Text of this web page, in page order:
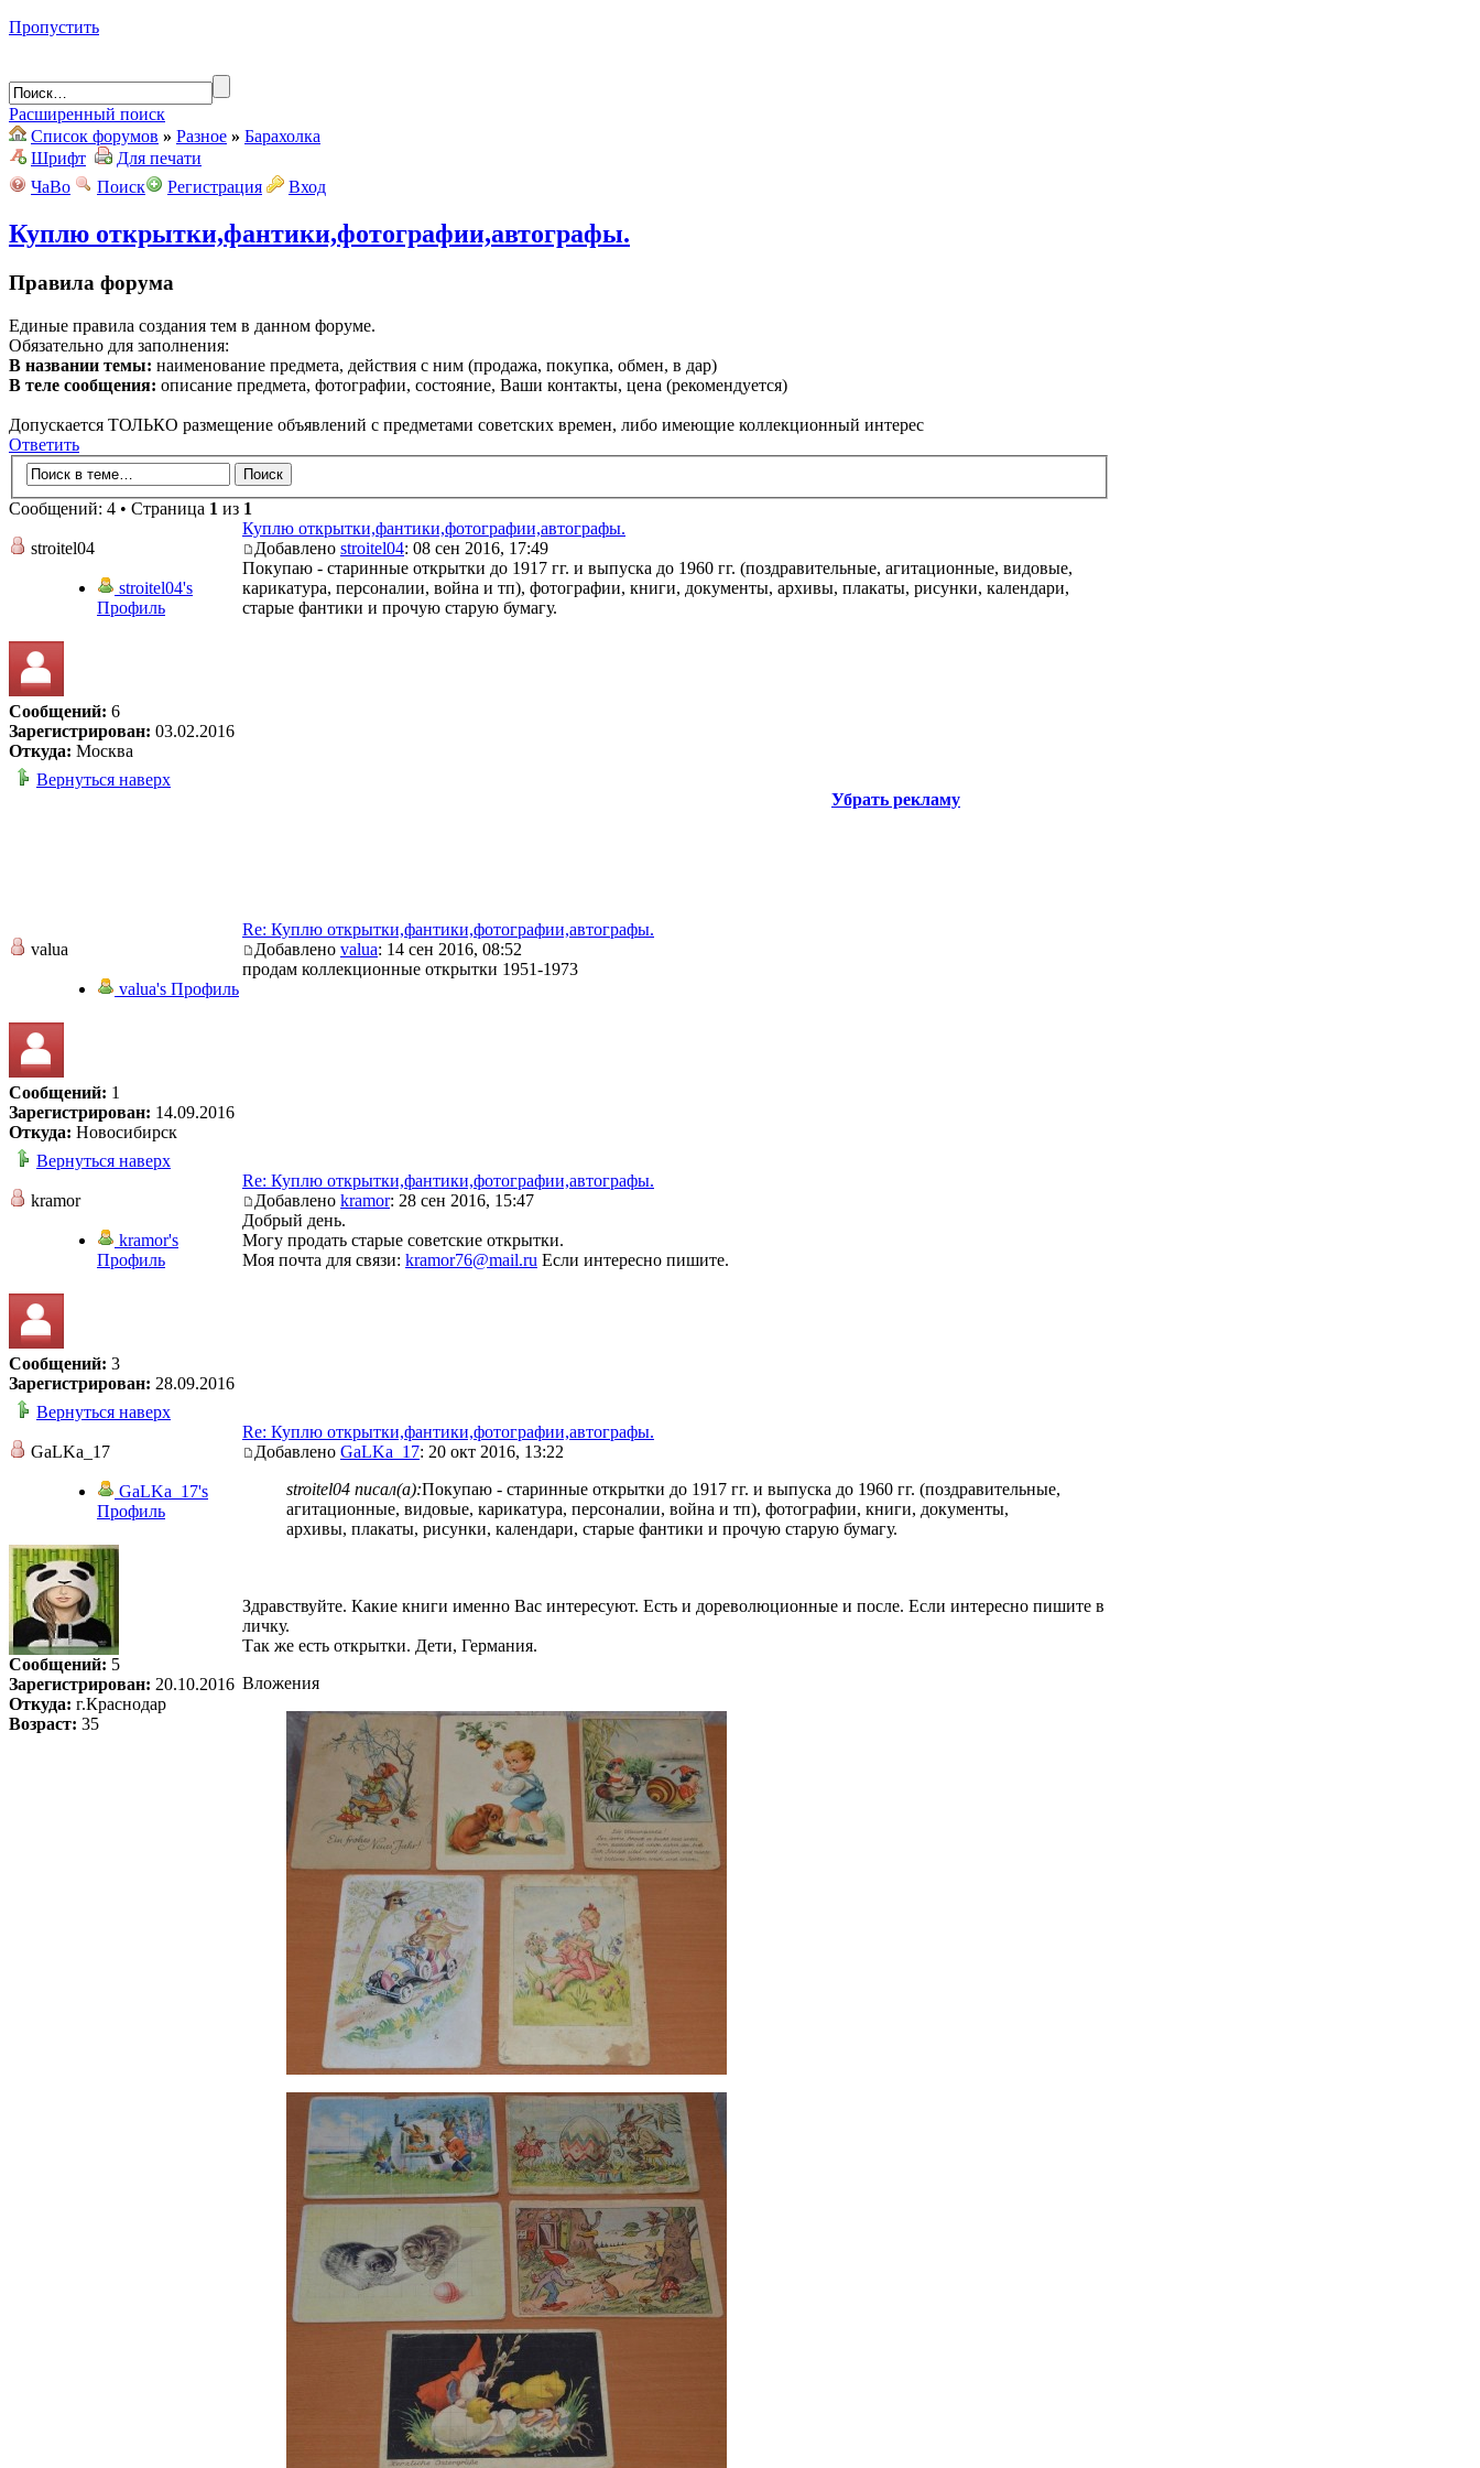
Пропустить
Расширенный поиск
Список форумов » Разное » Барахолка
Шрифт
Для печати
ЧаВо
Поиск Регистрация Вход
Куплю открытки,фантики,фотографии,автографы.
Правила форума
Единые правила создания тем в данном форуме.
Обязательно для заполнения:
В названии темы: наименование предмета, действия с ним (продажа, покупка, обмен, в дар)
В теле сообщения: описание предмета, фотографии, состояние, Ваши контакты, цена (рекомендуется)
Допускается ТОЛЬКО размещение объявлений с предметами советских времен, либо имеющие коллекционный интерес
Ответить
Сообщений: 4 • Страница 1 из 1
stroitel04
stroitel04's
Профиль
Сообщений: 6
Зарегистрирован: 03.02.2016
Откуда: Москва
Куплю открытки,фантики,фотографии,автографы.
Добавлено stroitel04: 08 сен 2016, 17:49
Покупаю - старинные открытки до 1917 гг. и выпуска до 1960 гг. (поздравительные, агитационные, видовые,
карикатура, персоналии, война и тп), фотографии, книги, документы, архивы, плакаты, рисунки, календари,
старые фантики и прочую старую бумагу.
Вернуться наверх
Убрать рекламу
valua
valua's Профиль
Сообщений: 1
Зарегистрирован: 14.09.2016
Откуда: Новосибирск
Re: Куплю открытки,фантики,фотографии,автографы.
Добавлено valua: 14 сен 2016, 08:52
продам коллекционные открытки 1951-1973
Вернуться наверх
kramor
kramor's
Профиль
Сообщений: 3
Зарегистрирован: 28.09.2016
Re: Куплю открытки,фантики,фотографии,автографы.
Добавлено kramor: 28 сен 2016, 15:47
Добрый день.
Могу продать старые советские открытки.
Моя почта для связи: kramor76@mail.ru Если интересно пишите.
Вернуться наверх
GaLKa_17
GaLKa_17's
Профиль
Сообщений: 5
Зарегистрирован: 20.10.2016
Откуда: г.Краснодар
Возраст: 35
Re: Куплю открытки,фантики,фотографии,автографы.
Добавлено GaLKa_17: 20 окт 2016, 13:22
stroitel04 писал(а):Покупаю - старинные открытки до 1917 гг. и выпуска до 1960 гг. (поздравительные,
агитационные, видовые, карикатура, персоналии, война и тп), фотографии, книги, документы,
архивы, плакаты, рисунки, календари, старые фантики и прочую старую бумагу.
Здравствуйте. Какие книги именно Вас интересуют. Есть и дореволюционные и после. Если интересно пишите в
личку.
Так же есть открытки. Дети, Германия.
Вложения